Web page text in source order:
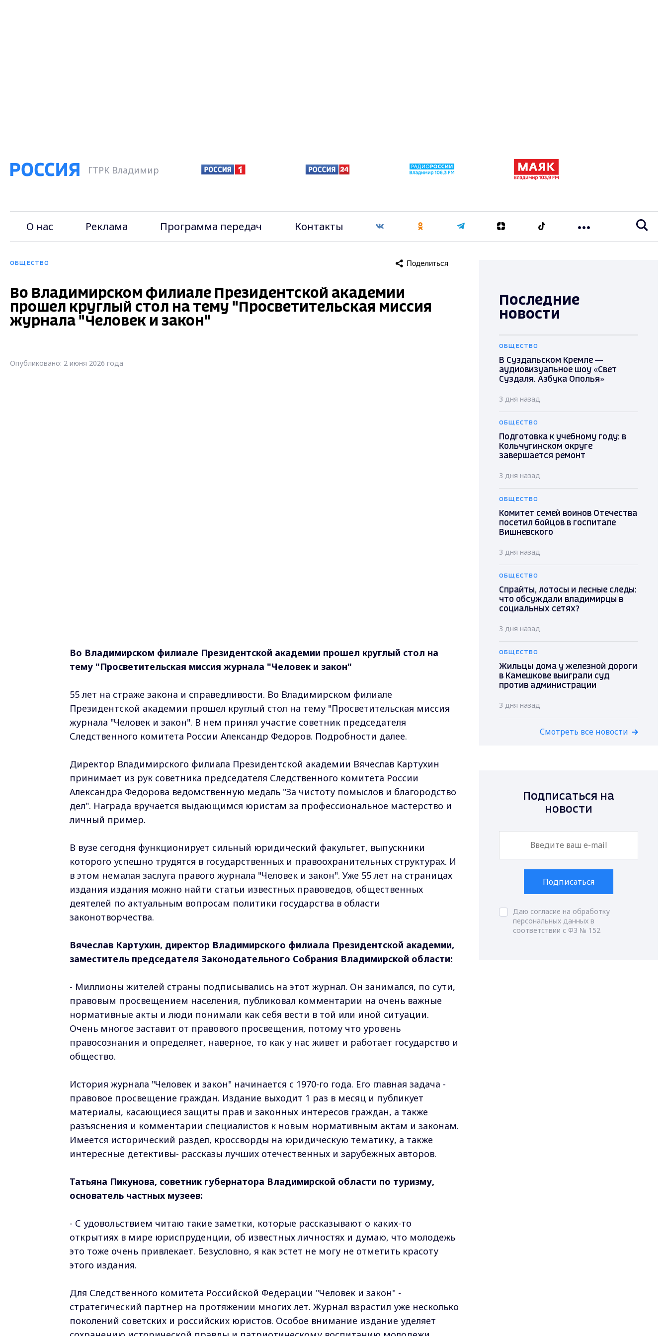
ГТРК Владимир
О нас Реклама Программа передач Контакты
ОБЩЕСТВО Поделиться
Во Владимирском филиале Президентской академии
прошел круглый стол на тему "Просветительская миссия
журнала "Человек и закон"
Опубликовано: 2 июня 2026 года
Во Владимирском филиале Президентской академии прошел круглый стол на
тему "Просветительская миссия журнала "Человек и закон"
55 лет на страже закона и справедливости. Во Владимирском филиале
Президентской академии прошел круглый стол на тему "Просветительская миссия
журнала "Человек и закон". В нем принял участие советник председателя
Следственного комитета России Александр Федоров. Подробности далее.
Директор Владимирского филиала Президентской академии Вячеслав Картухин
принимает из рук советника председателя Следственного комитета России
Александра Федорова ведомственную медаль "За чистоту помыслов и благородство
дел". Награда вручается выдающимся юристам за профессиональное мастерство и
личный пример.
В вузе сегодня функционирует сильный юридический факультет, выпускники
которого успешно трудятся в государственных и правоохранительных структурах. И
в этом немалая заслуга правого журнала "Человек и закон". Уже 55 лет на страницах
издания издания можно найти статьи известных правоведов, общественных
деятелей по актуальным вопросам политики государства в области
законотворчества.
Вячеслав Картухин, директор Владимирского филиала Президентской академии,
заместитель председателя Законодательного Собрания Владимирской области:
- Миллионы жителей страны подписывались на этот журнал. Он занимался, по сути,
правовым просвещением населения, публиковал комментарии на очень важные
нормативные акты и люди понимали как себя вести в той или иной ситуации.
Очень многое заставит от правового просвещения, потому что уровень
правосознания и определяет, наверное, то как у нас живет и работает государство и
общество.
История журнала "Человек и закон" начинается с 1970-го года. Его главная задача -
правовое просвещение граждан. Издание выходит 1 раз в месяц и публикует
материалы, касающиеся защиты прав и законных интересов граждан, а также
разъяснения и комментарии специалистов к новым нормативным актам и законам.
Имеется исторический раздел, кроссворды на юридическую тематику, а также
интересные детективы- рассказы лучших отечественных и зарубежных авторов.
Татьяна Пикунова, советник губернатора Владимирской области по туризму,
основатель частных музеев:
- С удовольствием читаю такие заметки, которые рассказывают о каких-то
открытиях в мире юриспруденции, об известных личностях и думаю, что молодежь
это тоже очень привлекает. Безусловно, я как эстет не могу не отметить красоту
этого издания.
Для Следственного комитета Российской Федерации "Человек и закон" -
стратегический партнер на протяжении многих лет. Журнал взрастил уже несколько
поколений советских и российских юристов. Особое внимание издание уделяет
Последние
новости
ОБЩЕСТВО
В Суздальском Кремле —
аудиовизуальное шоу «Свет
Суздаля. Азбука Ополья»
3 дня назад
ОБЩЕСТВО
Подготовка к учебному году: в
Кольчугинском округе
завершается ремонт
3 дня назад
ОБЩЕСТВО
Комитет семей воинов Отечества
посетил бойцов в госпитале
Вишневского
3 дня назад
ОБЩЕСТВО
Спрайты, лотосы и лесные следы:
что обсуждали владимирцы в
социальных сетях?
3 дня назад
ОБЩЕСТВО
Жильцы дома у железной дороги
в Камешкове выиграли суд
против администрации
3 дня назад
Смотреть все новости
Подписаться на
новости
Подписаться
Даю согласие на обработку
персональных данных в
соответствии с ФЗ № 152